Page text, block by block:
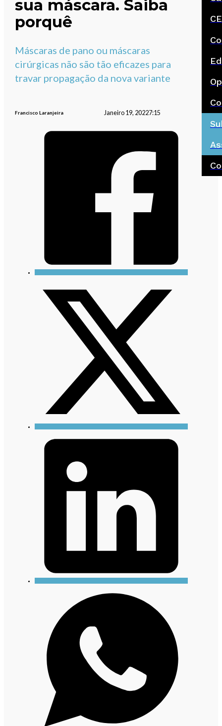
sua máscara. Saiba
porquê
Máscaras de pano ou máscaras
cirúrgicas não são tão eficazes para
travar propagação da nova variante
Francisco Laranjeira Janeiro 19, 20227:15